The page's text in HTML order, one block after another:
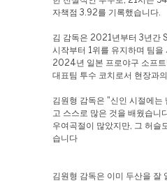
자책점 3.92를 기록했습니다.
김 감독은 2021년부터 3년간
시작부터 1위를 유지하며 팀
2024년 일본 프로야구 소프트
대표팀 투수 코치로서 현장과
김원형 감독은 "신인 시절에는
고 스스로 많은 것을 배웠습니
우여곡절이 많았지만, 그 허슬
습니다
김원형 감독은 이미 두산을 잘